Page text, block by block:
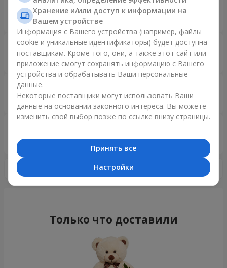
«Выбор страны»
2026 год
Лучший цветочный магазин
«Ukrainian Business Award»
2026 год
Доставка цветов года в Украине
«Выбор страны»
2025 год
Сервис доставки цветов
Только что доставили
Хранение и/или доступ к информации на
Вашем устройстве
Информация с Вашего устройства (например, файлы
cookie и уникальные идентификаторы) будет доступна
поставщикам. Кроме того, они, а также этот сайт или
приложение смогут сохранять информацию с Вашего
устройства и обрабатывать Ваши персональные
данные.
Некоторые поставщики могут использовать Ваши
данные на основании законного интереса. Вы можете
изменить свой выбор позже по ссылке внизу страницы.
Принять все
Настройки